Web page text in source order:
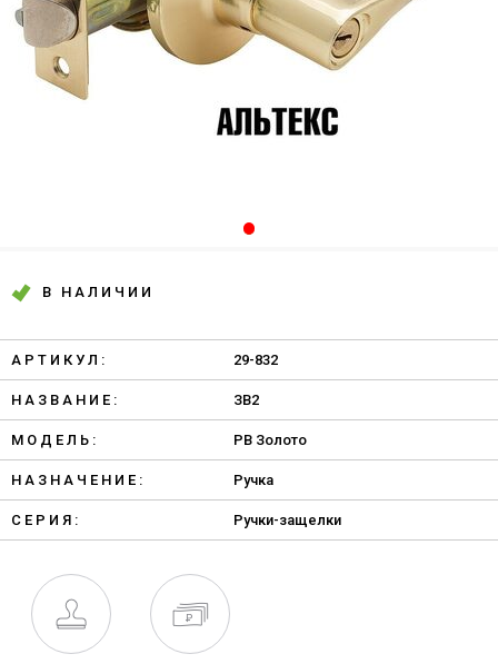
В НАЛИЧИИ
АРТИКУЛ: 29-832
НАЗВАНИЕ: ЗВ2
МОДЕЛЬ: PB Золото
НАЗНАЧЕНИЕ: Ручка
СЕРИЯ: Ручки-защелки